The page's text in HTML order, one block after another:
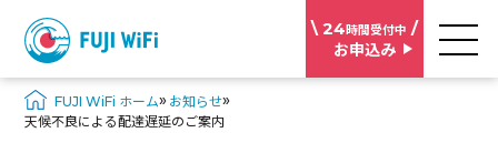
\ 24 時間受付中 /
お申込み
FUJI WiFi ホーム» お知らせ»
天候不良による配達遅延のご案内